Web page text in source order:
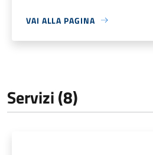
VAI ALLA PAGINA
Servizi (8)